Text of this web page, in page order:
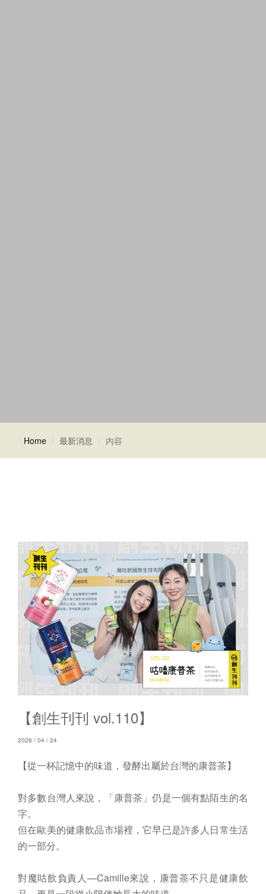
Home 最新消息 內容
【創生刊刊 vol.110】
2026 / 04 / 24
【從一杯記憶中的味道，發酵出屬於台灣的康普茶】
對多數台灣人來說，「康普茶」仍是一個有點陌生的名
字。
但在歐美的健康飲品市場裡，它早已是許多人日常生活
的一部分。
對魔咕飲負責人—Camille來說，康普茶不只是健康飲